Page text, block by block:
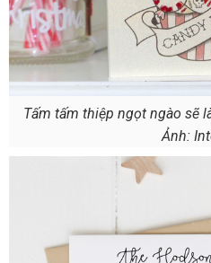
Tấm tấm thiệp ngọt ngào sẽ
Ảnh: